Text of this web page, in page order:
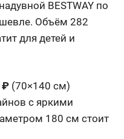
BESTWAY по
Объём 282
для детей и
₽ (70×140 см)
с яркими
180 см стоит